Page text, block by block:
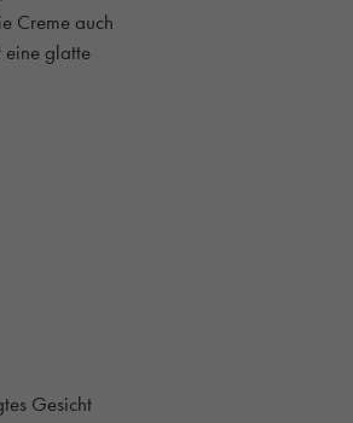
Creme auch
eine glatte
Gesicht